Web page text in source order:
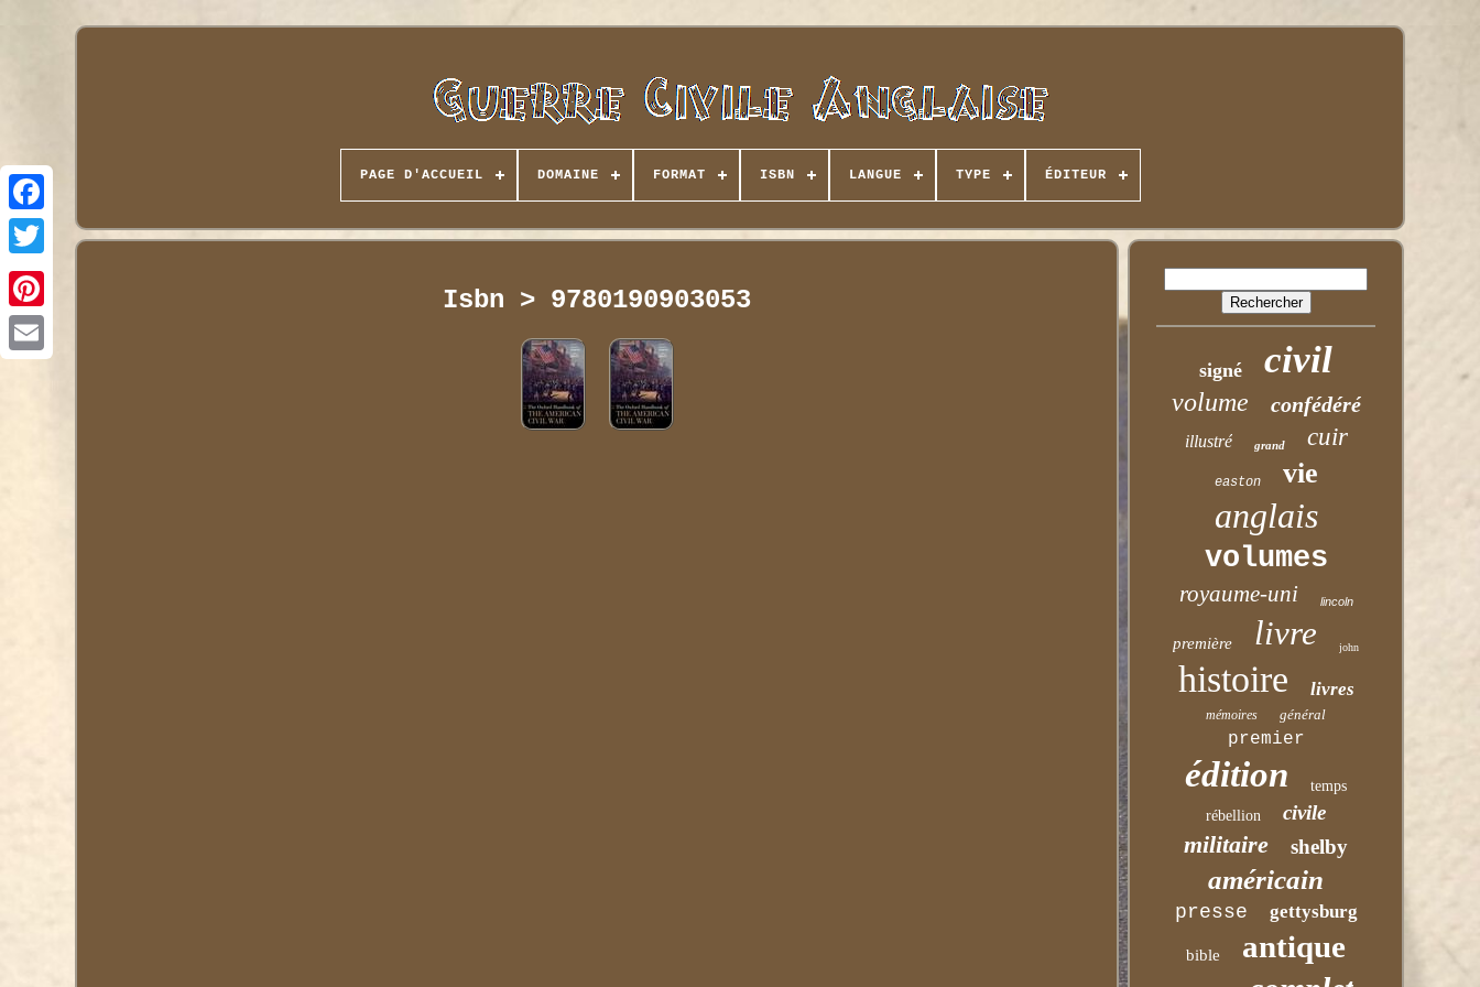
PAGE D'ACCUEIL DOMAINE FORMAT ISBN LANGUE TYPE ÉDITEUR
Isbn > 9780190903053
signé civil
volume confédéré
illustré grand cuir
easton vie
anglais
volumes
royaume-uni lincoln
première livre john
histoire livres
mémoires général
premier
édition
temps
rébellion
civile
militaire shelby
américain
presse gettysburg
bible antique